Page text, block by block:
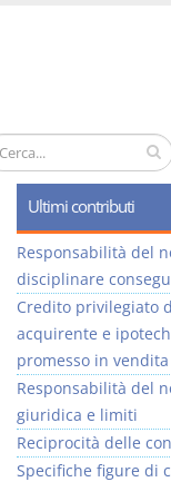
Ultimi contributi
Responsabilità del
disciplinare
Credito privilegiato
acquirente e
promesso in vendita
Responsabilità del
giuridica e limiti
Reciprocità delle
Specifiche figure di